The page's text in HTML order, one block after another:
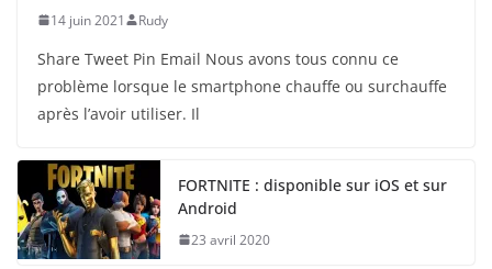
14 juin 2021 Rudy
Share Tweet Pin Email Nous avons tous connu ce
problème lorsque le smartphone chauffe ou surchauffe
après l’avoir utiliser. Il
FORTNITE : disponible sur iOS et sur
Android
23 avril 2020